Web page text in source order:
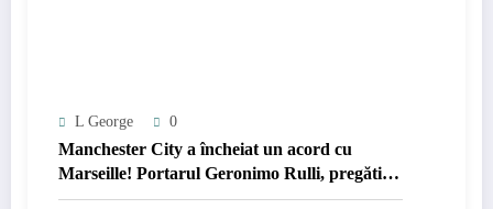
L George 0
Manchester City a încheiat un acord cu
Marseille! Portarul Geronimo Rulli, pregătit
pentru vizita medicală